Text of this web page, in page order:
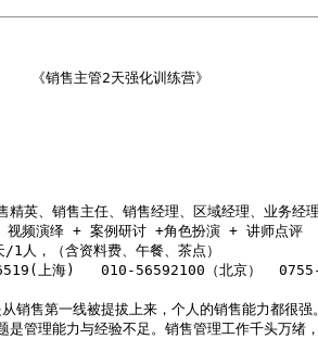
《销售主管2天强化训练营》
精英、销售主任、销售经理、区域经理、业务经
视频演绎 + 案例研讨 +角色扮演 + 讲师点评
1人，（含资料费、午餐、茶点）
上海)   010-56592100（北京）
销售第一线被提拔上来，个人的销售能力都很强
是管理能力与经验不足。销售管理工作千头万绪